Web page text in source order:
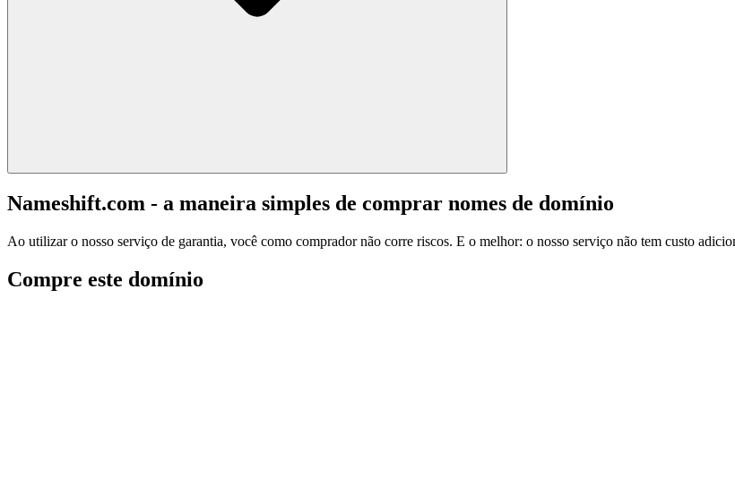
Nameshift.com - a maneira simples de comprar nomes de domínio
Ao utilizar o nosso serviço de garantia, você como comprador não corre riscos. E o melhor: o nosso serviço não tem custo
Compre este domínio